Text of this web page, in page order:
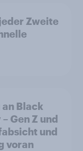
Zweite
Black
Gen Z und
und
voran